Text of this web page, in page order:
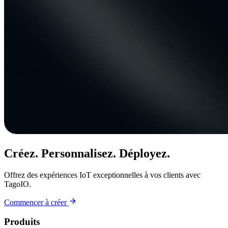
Créez. Personnalisez. Déployez.
Offrez des expériences IoT exceptionnelles à vos clients avec
TagoIO.
Commencer à créer
Produits